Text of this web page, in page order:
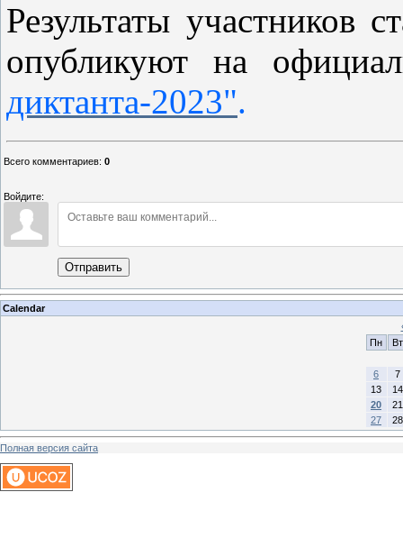
Результаты участников
опубликуют на
диктанта-2023".
Всего комментариев: 0
Войдите:
Отправить
Calendar
Пн
Вт
6
7
13
14
20
21
27
28
Полная версия сайта